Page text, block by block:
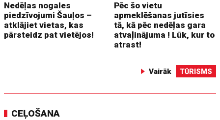
Nedēļas nogales
piedzīvojumi Šauļos –
atklājiet vietas, kas
pārsteidz pat vietējos!
Pēc šo vietu
apmeklēšanas jutīsies
tā, kā pēc nedēļas gara
atvaļinājuma ! Lūk, kur to
atrast!
Vairāk TŪRISMS
CEĻOŠANA